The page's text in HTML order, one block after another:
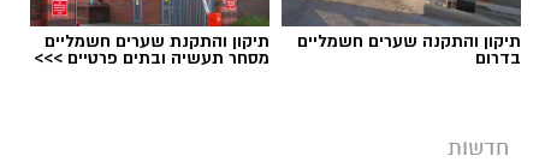
תיקון והתקנה שערים חשמליים
בדרום
תיקון והתקנת שערים חשמליים
מסחר תעשיה ובתים פרטיים >>>
חדשות